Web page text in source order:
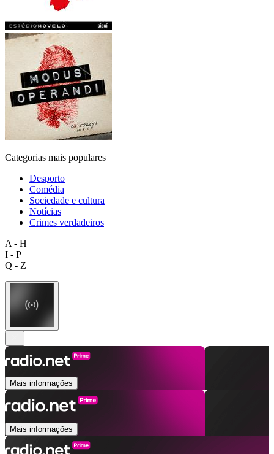
Categorias mais populares
Desporto
Comédia
Sociedade e cultura
Notícias
Crimes verdadeiros
A - H
I - P
Q - Z
Mais informações
Mais informações